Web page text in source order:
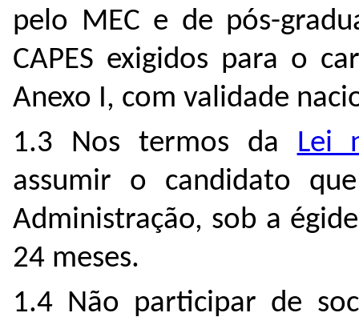
pelo MEC e de pós-
CAPES exigidos para o
Anexo I, com validade
1.3 Nos termos da Lei
assumir o candidato
Administração, sob a
24 meses.
1.4 Não participar de